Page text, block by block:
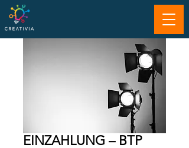
EINZAHLUNG – BTP